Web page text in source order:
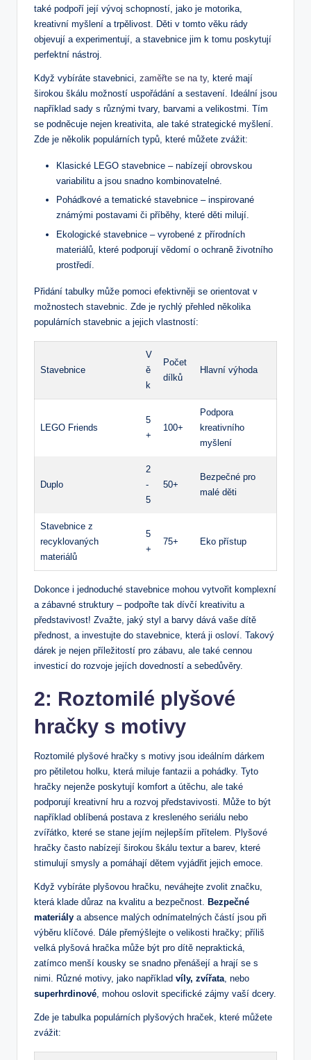
také podpoří její vývoj schopností, jako je motorika,
kreativní myšlení a trpělivost. Děti v tomto věku rády
objevují a experimentují, a stavebnice jim k tomu poskytují
perfektní nástroj.
Když vybíráte stavebnici, zaměřte se na ty, které mají
širokou škálu možností uspořádání a sestavení. Ideální jsou
například sady s různými tvary, barvami a velikostmi. Tím
se podněcuje nejen kreativita, ale také strategické myšlení.
Zde je několik populárních typů, které můžete zvážit:
Klasické LEGO stavebnice – nabízejí obrovskou
variabilitu a jsou snadno kombinovatelné.
Pohádkové a tematické stavebnice – inspirované
známými postavami či příběhy, které děti milují.
Ekologické stavebnice – vyrobené z přírodních
materiálů, které podporují vědomí o ochraně životního
prostředí.
Přidání tabulky může pomoci efektivněji se orientovat v
možnostech stavebnic. Zde je rychlý přehled několika
populárních stavebnic a jejich vlastností:
Stavebnice
V
ě
k
Počet
dílků
Hlavní výhoda
LEGO Friends
5
+
100+
Podpora
kreativního
myšlení
Duplo
2
-
5
50+
Bezpečné pro
malé děti
Stavebnice z
recyklovaných
materiálů
5
+
75+ Eko přístup
Dokonce i jednoduché stavebnice mohou vytvořit komplexní
a zábavné struktury – podpořte tak dívčí kreativitu a
představivost! Zvažte, jaký styl a barvy dává vaše dítě
přednost, a investujte do stavebnice, která ji osloví. Takový
dárek je nejen příležitostí pro zábavu, ale také cennou
investicí do rozvoje jejích dovedností a sebedůvěry.
2: Roztomilé plyšové
hračky s motivy
Roztomilé plyšové hračky s motivy jsou ideálním dárkem
pro pětiletou holku, která miluje fantazii a pohádky. Tyto
hračky nejenže poskytují komfort a útěchu, ale také
podporují kreativní hru a rozvoj představivosti. Může to být
například oblíbená postava z kresleného seriálu nebo
zvířátko, které se stane jejím nejlepším přítelem. Plyšové
hračky často nabízejí širokou škálu textur a barev, které
stimulují smysly a pomáhají dětem vyjádřit jejich emoce.
Když vybíráte plyšovou hračku, neváhejte zvolit značku,
která klade důraz na kvalitu a bezpečnost. Bezpečné
materiály a absence malých odnímatelných částí jsou při
výběru klíčové. Dále přemýšlejte o velikosti hračky; příliš
velká plyšová hračka může být pro dítě nepraktická,
zatímco menší kousky se snadno přenášejí a hrají se s
nimi. Různé motivy, jako například víly, zvířata , nebo
superhrdinové , mohou oslovit specifické zájmy vaší dcery.
Zde je tabulka populárních plyšových hraček, které můžete
zvážit: